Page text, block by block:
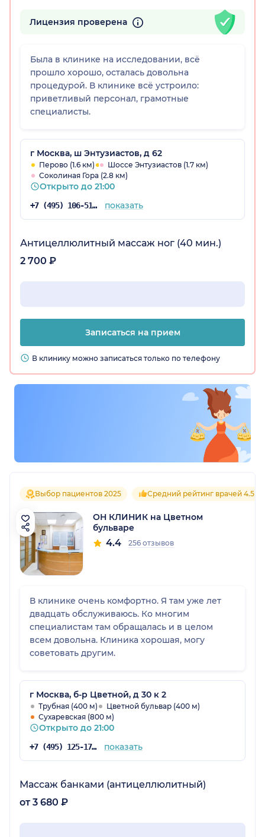
Лицензия проверена
Была в клинике на исследовании, всё
прошло хорошо, осталась довольна
процедурой. В клинике всё устроило:
приветливый персонал, грамотные
специалисты.
г Москва, ш Энтузиастов, д 62
Перово (1.6 км)
Шоссе Энтузиастов (1.7 км)
Соколиная Гора (2.8 км)
Открыто до 21:00
+7 (495) 106-51-98 показать
Антицеллюлитный массаж ног (40 мин.)
2 700 ₽
Записаться на прием
В клинику можно записаться только по телефону
Выбор пациентов 2025 Средний рейтинг врачей 4.5
ОН КЛИНИК на Цветном
бульваре
4.4 256 отзывов
В клинике очень комфортно. Я там уже лет
двадцать обслуживаюсь. Ко многим
специалистам там обращалась и в целом
всем довольна. Клиника хорошая, могу
советовать другим.
г Москва, б-р Цветной, д 30 к 2
Трубная (400 м)
Цветной бульвар (400 м)
Сухаревская (800 м)
Открыто до 21:00
+7 (495) 125-17-00 показать
Массаж банками (антицеллюлитный)
от 3 680 ₽